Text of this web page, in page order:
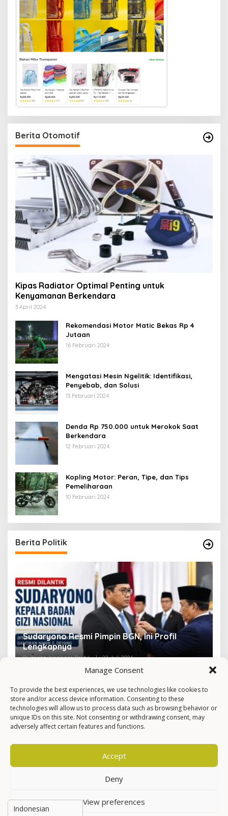
Manage Consent
To provide the best experiences, we use technologies like cookies to
store and/or access device information. Consenting to these
technologies will allow us to process data such as browsing behavior or
unique IDs on this site. Not consenting or withdrawing consent, may
adversely affect certain features and functions.
Accept
Deny
View preferences
Berita Otomotif
Kipas Radiator Optimal Penting untuk
Kenyamanan Berkendara
3 April 2024
Rekomendasi Motor Matic Bekas Rp 4
Jutaan
16 Februari 2024
Mengatasi Mesin Ngelitik: Identifikasi,
Penyebab, dan Solusi
13 Februari 2024
Denda Rp 750.000 untuk Merokok Saat
Berkendara
12 Februari 2024
Kopling Motor: Peran, Tipe, dan Tips
Pemeliharaan
10 Februari 2024
Berita Politik
Sudaryono Resmi Pimpin BGN, Ini Profil
Lengkapnya
Di Berita, Nasional, Politik | 22 Juli 2026 Di
Hak Cipta © Newkarma
Privacy Policy & Terms of Service
Indeks Berita